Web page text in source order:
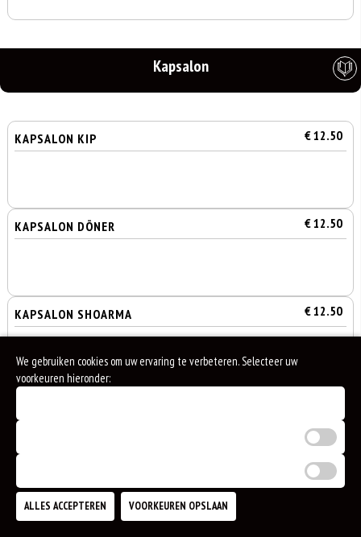
Kapsalon
KAPSALON KIP € 12.50
KAPSALON DÖNER € 12.50
KAPSALON SHOARMA € 12.50
KAPSALON FALAFEL € 11.00
€ 0,00
We gebruiken cookies om uw ervaring te verbeteren. Selecteer uw
voorkeuren hieronder:
ALLES ACCEPTEREN VOORKEUREN OPSLAAN